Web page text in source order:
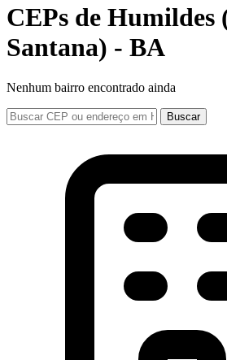
CEPs de Humildes
Santana) - BA
Nenhum bairro encontrado ainda
Buscar